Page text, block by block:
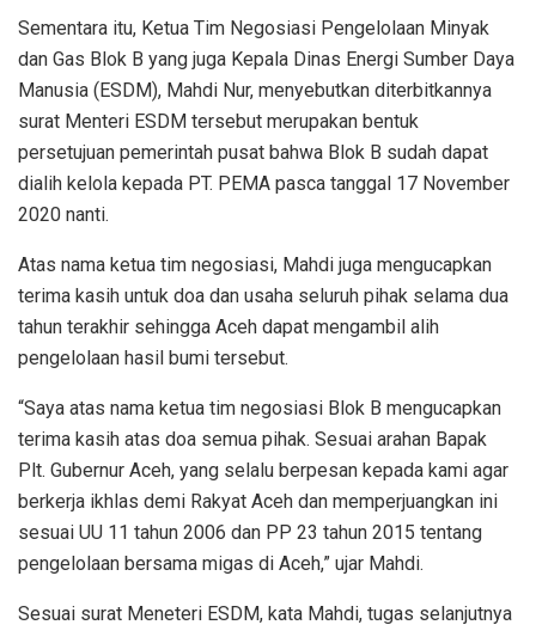
Sementara itu, Ketua Tim Negosiasi Pengelolaan Minyak
dan Gas Blok B yang juga Kepala Dinas Energi Sumber Daya
Manusia (ESDM), Mahdi Nur, menyebutkan diterbitkannya
surat Menteri ESDM tersebut merupakan bentuk
persetujuan pemerintah pusat bahwa Blok B sudah dapat
dialih kelola kepada PT. PEMA pasca tanggal 17 November
2020 nanti.
Atas nama ketua tim negosiasi, Mahdi juga mengucapkan
terima kasih untuk doa dan usaha seluruh pihak selama dua
tahun terakhir sehingga Aceh dapat mengambil alih
pengelolaan hasil bumi tersebut.
“Saya atas nama ketua tim negosiasi Blok B mengucapkan
terima kasih atas doa semua pihak. Sesuai arahan Bapak
Plt. Gubernur Aceh, yang selalu berpesan kepada kami agar
berkerja ikhlas demi Rakyat Aceh dan memperjuangkan ini
sesuai UU 11 tahun 2006 dan PP 23 tahun 2015 tentang
pengelolaan bersama migas di Aceh,” ujar Mahdi.
Sesuai surat Meneteri ESDM, kata Mahdi, tugas selanjutnya